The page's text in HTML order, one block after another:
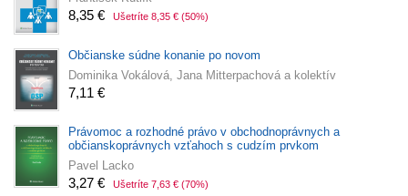
8,35 € Ušetríte 8,35 € (50%)
Občianske súdne konanie po novom
Dominika Vokálová, Jana Mitterpachová a kolektív
7,11 €
Právomoc a rozhodné právo v obchodnoprávnych a
občianskoprávnych vzťahoch s cudzím prvkom
Pavel Lacko
3,27 € Ušetríte 7,63 € (70%)